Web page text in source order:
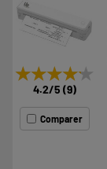
★★★★★
★★★★★
4.2/5 (9)
Comparer